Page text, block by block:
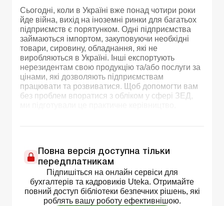
Сьогодні, коли в Україні вже понад чотири роки
йде війна, вихід на іноземні ринки для багатьох
підприємств є порятунком. Одні підприємства
займаються імпортом, закуповуючи необхідні
товари, сировину, обладнання, які не
виробляються в Україні. Інші експортують
нерезидентам свою продукцію та/або послуги за
цінами, які дозволяють підприємствам
працювати та розвиватися. Щоб допомогти вам
без проблем впоратися з обліком у сфері ЗЕД,
Повна версія доступна тільки
передплатникам
Підпишіться на онлайн сервіси для
бухгалтерів та кадровиків Uteka. Отримайте
повний доступ бібліотеки безпечних рішень, які
роблять вашу роботу ефективнішою.